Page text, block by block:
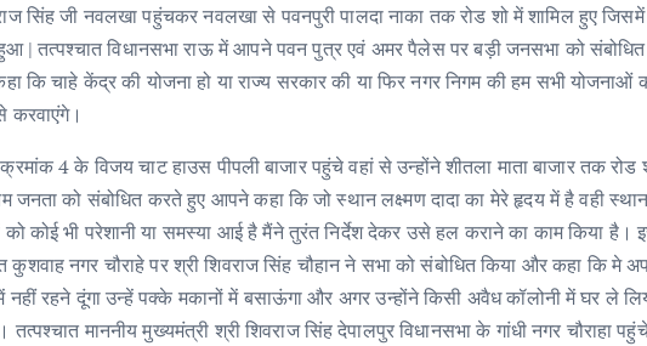
सिंह जी नवलखा पहुंचकर नवलखा से पवनपुरी पालदा नाका तक रोड शो में शामिल हुए जिसमें
| तत्पश्चात विधानसभा राऊ में आपने पवन पुत्र एवं अमर पैलेस पर बड़ी जनसभा को संबोधित
कि चाहे केंद्र की योजना हो या राज्य सरकार की या फिर नगर निगम की हम सभी योजनाओं
करवाएंगे।
4 के विजय चाट हाउस पीपली बाजार पहुंचे वहां से उन्होंने शीतला माता बाजार तक रोड
जनता को संबोधित करते हुए आपने कहा कि जो स्थान लक्ष्मण दादा का मेरे हृदय में है वही स्थान
को कोई भी परेशानी या समस्या आई है मैंने तुरंत निर्देश देकर उसे हल कराने का काम किया है।
नगर चौराहे पर श्री शिवराज सिंह चौहान ने सभा को संबोधित किया और कहा कि मे
नहीं रहने दूंगा उन्हें पक्के मकानों में बसाऊंगा और अगर उन्होंने किसी अवैध कॉलोनी में घर ले
तत्पश्चात माननीय मुख्यमंत्री श्री शिवराज सिंह देपालपुर विधानसभा के गांधी नगर चौराहा